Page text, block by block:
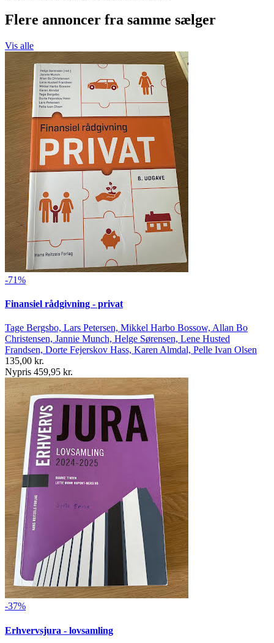
Flere annoncer fra samme sælger
Vis alle
-71%
Finansiel rådgivning - privat
Tage Bergsbo, Lars Petersen, Mikkel Harbo Bossow, Allan Bo
Christensen, Jannie Munch, Helge Sørensen, Lene Husted
Frandsen, Dorte Fejerskov Hass, Karen Almdal, Pelle Ivan Olsen
135,00 kr.
Nypris 459,95 kr.
-37%
Erhvervsjura - lovsamling